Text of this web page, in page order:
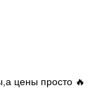
цены просто 🔥